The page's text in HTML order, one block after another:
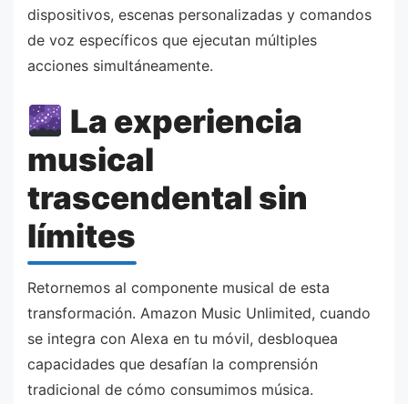
dispositivos, escenas personalizadas y comandos
de voz específicos que ejecutan múltiples
acciones simultáneamente.
La experiencia
musical
trascendental sin
límites
Retornemos al componente musical de esta
transformación. Amazon Music Unlimited, cuando
se integra con Alexa en tu móvil, desbloquea
capacidades que desafían la comprensión
tradicional de cómo consumimos música.